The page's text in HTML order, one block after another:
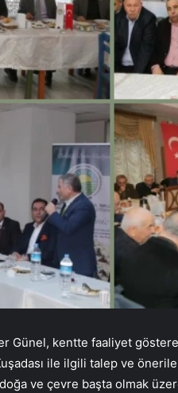
Günel, kentte faaliyet
ile ilgili talep ve
doğa ve çevre başta olmak